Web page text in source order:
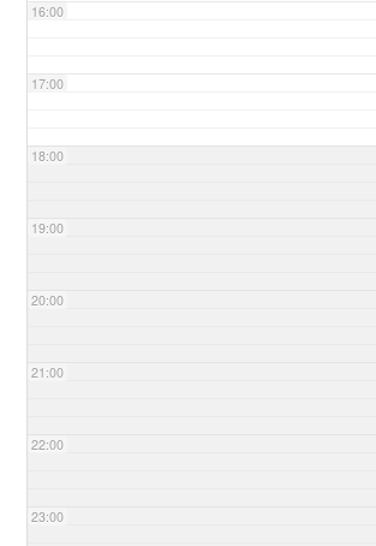
16:00
17:00
18:00
19:00
20:00
21:00
22:00
23:00